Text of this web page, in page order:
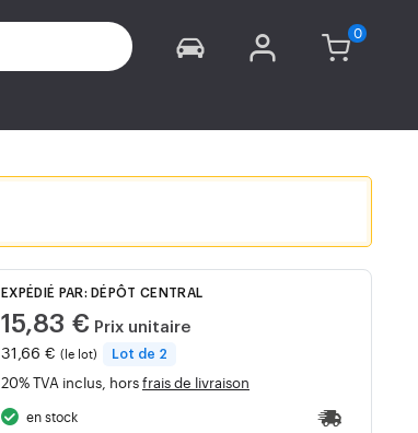
EXPÉDIÉ PAR: DÉPÔT CENTRAL
15,83 € Prix unitaire
31,66 € (le lot) Lot de 2
20% TVA inclus, horsfrais de livraison
en stock